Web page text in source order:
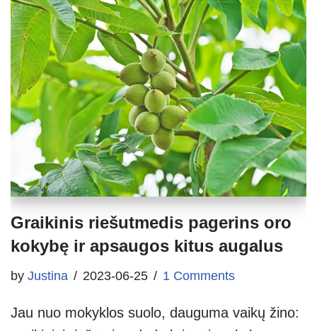
Graikinis riešutmedis pagerins oro
kokybę ir apsaugos kitus augalus
by Justina 2023-06-25 1 Comments
Jau nuo mokyklos suolo, dauguma vaikų žino: